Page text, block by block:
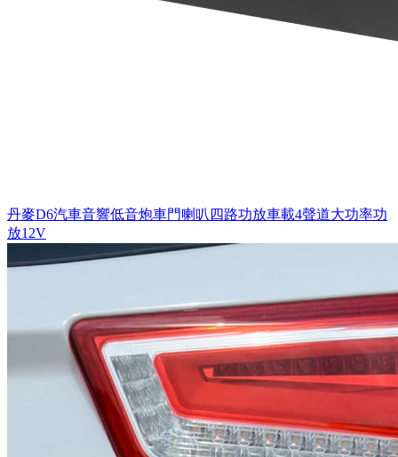
丹麥D6汽車音響低音炮車門喇叭四路功放車載4聲道大功率功
放12V